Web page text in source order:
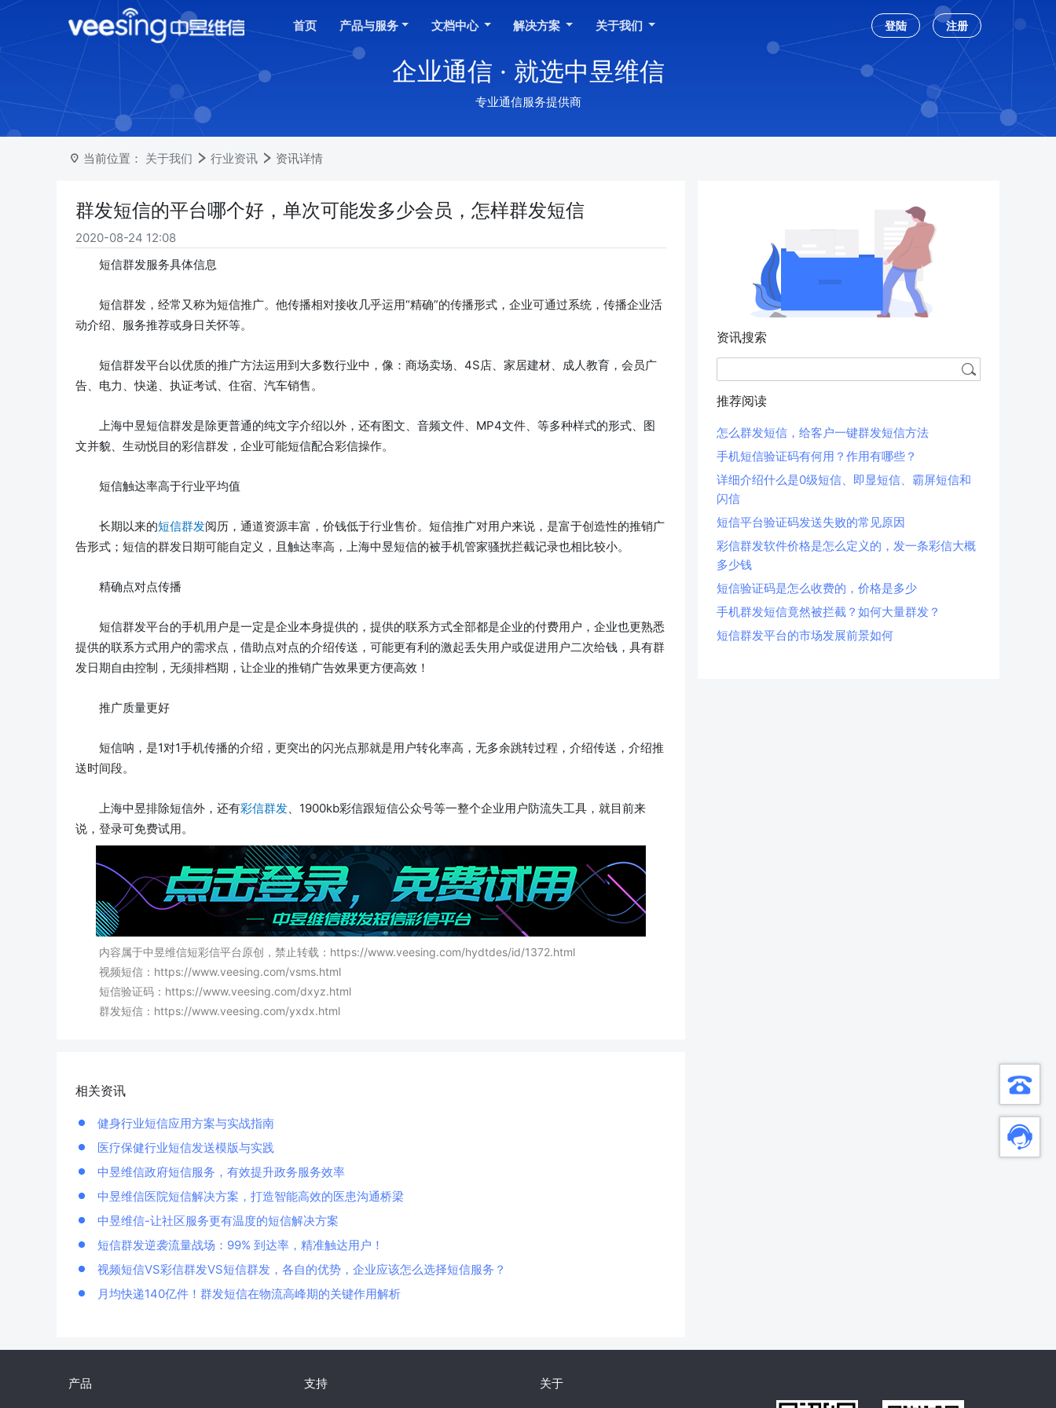
首页 产品与服务 文档中心 解决方案 关于我们 登陆 注册
企业通信 · 就选中昱维信
专业通信服务提供商
当前位置： 关于我们 行业资讯 资讯详情
群发短信的平台哪个好，单次可能发多少会员，怎样群发短信
2020-08-24 12:08
短信群发服务具体信息
短信群发，经常又称为短信推广。他传播相对接收几乎运用“精确”的传播形式，企业可通过系统，传播企业活
动介绍、服务推荐或身日关怀等。
短信群发平台以优质的推广方法运用到大多数行业中，像：商场卖场、4S店、家居建材、成人教育，会员广
告、电力、快递、执证考试、住宿、汽车销售。
上海中昱短信群发是除更普通的纯文字介绍以外，还有图文、音频文件、MP4文件、等多种样式的形式、图
文并貌、生动悦目的彩信群发，企业可能短信配合彩信操作。
短信触达率高于行业平均值
长期以来的短信群发阅历，通道资源丰富，价钱低于行业售价。短信推广对用户来说，是富于创造性的推销广
告形式；短信的群发日期可能自定义，且触达率高，上海中昱短信的被手机管家骚扰拦截记录也相比较小。
精确点对点传播
短信群发平台的手机用户是一定是企业本身提供的，提供的联系方式全部都是企业的付费用户，企业也更熟悉
提供的联系方式用户的需求点，借助点对点的介绍传送，可能更有利的激起丢失用户或促进用户二次给钱，具有群
发日期自由控制，无须排档期，让企业的推销广告效果更方便高效！
推广质量更好
短信呐，是1对1手机传播的介绍，更突出的闪光点那就是用户转化率高，无多余跳转过程，介绍传送，介绍推
送时间段。
上海中昱排除短信外，还有彩信群发、1900kb彩信跟短信公众号等一整个企业用户防流失工具，就目前来
说，登录可免费试用。
内容属于中昱维信短彩信平台原创，禁止转载：https://www.veesing.com/hydtdes/id/1372.html
视频短信：https://www.veesing.com/vsms.html
短信验证码：https://www.veesing.com/dxyz.html
群发短信：https://www.veesing.com/yxdx.html
相关资讯
健身行业短信应用方案与实战指南
医疗保健行业短信发送模版与实践
中昱维信政府短信服务，有效提升政务服务效率
中昱维信医院短信解决方案，打造智能高效的医患沟通桥梁
中昱维信-让社区服务更有温度的短信解决方案
短信群发逆袭流量战场：99% 到达率，精准触达用户！
视频短信VS彩信群发VS短信群发，各自的优势，企业应该怎么选择短信服务？
月均快递140亿件！群发短信在物流高峰期的关键作用解析
资讯搜索
推荐阅读
怎么群发短信，给客户一键群发短信方法
手机短信验证码有何用？作用有哪些？
详细介绍什么是0级短信、即显短信、霸屏短信和
闪信
短信平台验证码发送失败的常见原因
彩信群发软件价格是怎么定义的，发一条彩信大概
多少钱
短信验证码是怎么收费的，价格是多少
手机群发短信竟然被拦截？如何大量群发？
短信群发平台的市场发展前景如何
产品 支持 关于